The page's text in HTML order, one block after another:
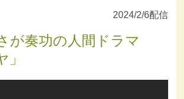
2024/2/6配信
が奏功の人間ドラマ
」